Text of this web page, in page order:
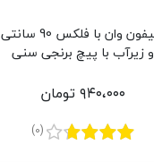
سيفون وان با فلکس 90 سانتی
و زيرآب با پيچ برنجی سنی
۹۴۰،۰۰۰ تومان
(0)